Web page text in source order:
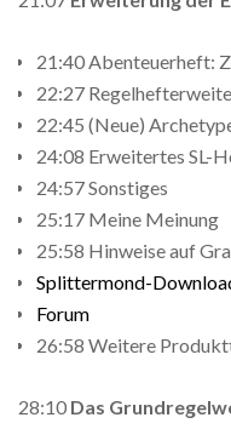
21:40 Abenteuerheft:
22:27
22:45 (Neue)
24:08 Erweitertes SL-
24:57 Sonstiges
25:17 Meine Meinung
25:58 Hinweise auf
Splittermond-
Forum
26:58 Weitere
28:10 Das